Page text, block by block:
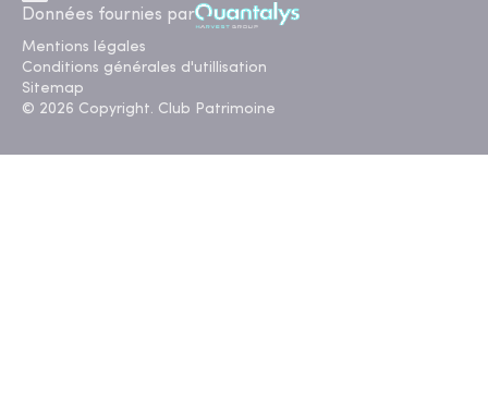
Données fournies par
Mentions légales
Conditions générales d'utillisation
Sitemap
© 2026 Copyright. Club Patrimoine